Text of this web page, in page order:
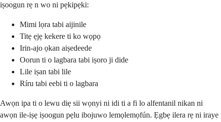
iṣoogun rẹ n wo ni pẹkipẹki:
Mimi lọra tabi aijinile
Titẹ ẹjẹ kekere ti ko wọpọ
Irin-ajo ọkan aiṣedeede
Oorun ti o lagbara tabi iṣoro ji dide
Lile iṣan tabi lile
Ríru tabi eebi ti o lagbara
Awọn ipa ti o lewu diẹ sii wọnyi ni idi ti a fi lo alfentanil nikan ni
awọn ile-iṣẹ iṣoogun pẹlu ibojuwo lemọlemọfún. Ẹgbẹ ilera rẹ ni iraye